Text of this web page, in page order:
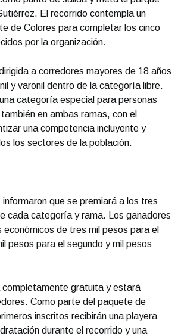
El recorrido contempla un
de Colores para completar los cinco
por la organización.
a corredores mayores de 18 años
y varonil dentro de la categoría libre.
categoría especial para personas
en ambas ramas, con el
una competencia incluyente y
los sectores de la población.
informaron que se premiará a los tres
cada categoría y rama. Los ganadores
de tres mil pesos para el
pesos para el segundo y mil pesos
completamente gratuita y estará
Como parte del paquete de
inscritos recibirán una playera
durante el recorrido y una